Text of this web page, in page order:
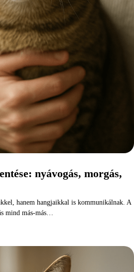
nyávogás, morgás,
hanem hangjaikkal is kommunikálnak. A
mind más-más…